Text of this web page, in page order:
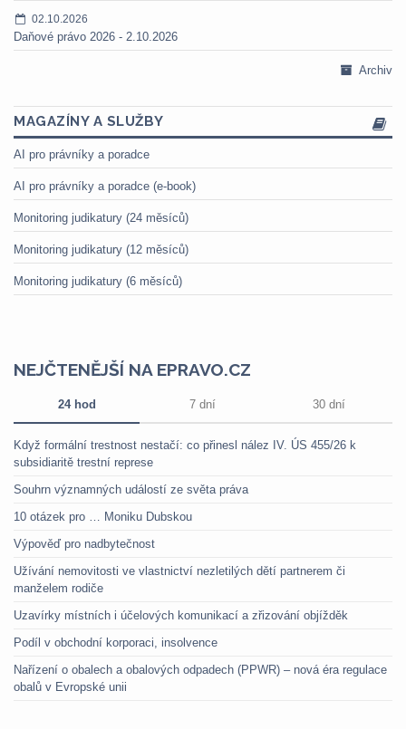
02.10.2026
Daňové právo 2026 - 2.10.2026
Archiv
MAGAZÍNY A SLUŽBY
AI pro právníky a poradce
AI pro právníky a poradce (e-book)
Monitoring judikatury (24 měsíců)
Monitoring judikatury (12 měsíců)
Monitoring judikatury (6 měsíců)
NEJČTENĚJŠÍ NA EPRAVO.CZ
24 hod 7 dní 30 dní
Když formální trestnost nestačí: co přinesl nález IV. ÚS 455/26 k
subsidiaritě trestní represe
Souhrn významných událostí ze světa práva
10 otázek pro … Moniku Dubskou
Výpověď pro nadbytečnost
Užívání nemovitosti ve vlastnictví nezletilých dětí partnerem či
manželem rodiče
Uzavírky místních i účelových komunikací a zřizování objížděk
Podíl v obchodní korporaci, insolvence
Nařízení o obalech a obalových odpadech (PPWR) – nová éra regulace
obalů v Evropské unii